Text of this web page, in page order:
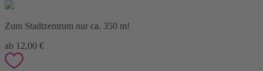
Zum Stadtzentrum nur ca. 350 m!
ab 12,00 €